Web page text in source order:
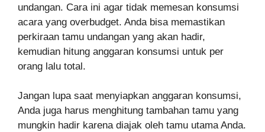
undangan. Cara ini agar tidak memesan konsumsi
acara yang overbudget. Anda bisa memastikan
perkiraan tamu undangan yang akan hadir,
kemudian hitung anggaran konsumsi untuk per
orang lalu total.
Jangan lupa saat menyiapkan anggaran konsumsi,
Anda juga harus menghitung tambahan tamu yang
mungkin hadir karena diajak oleh tamu utama Anda.